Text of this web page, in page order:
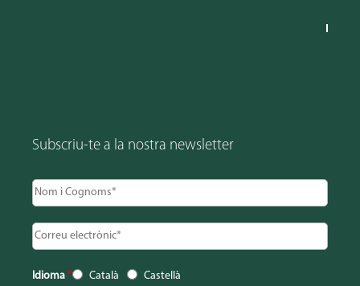
Subscriu-te a la nostra newsletter
Idioma * Català Castellà